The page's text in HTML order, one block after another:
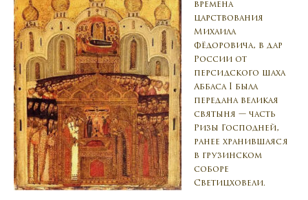
времена
царствования
Михаила
Фёдоровича, в дар
России от
персидского шаха
Аббаса I была
передана великая
святыня — часть
Ризы Господней,
ранее хранившаяся
в грузинском
соборе
Светицховели.